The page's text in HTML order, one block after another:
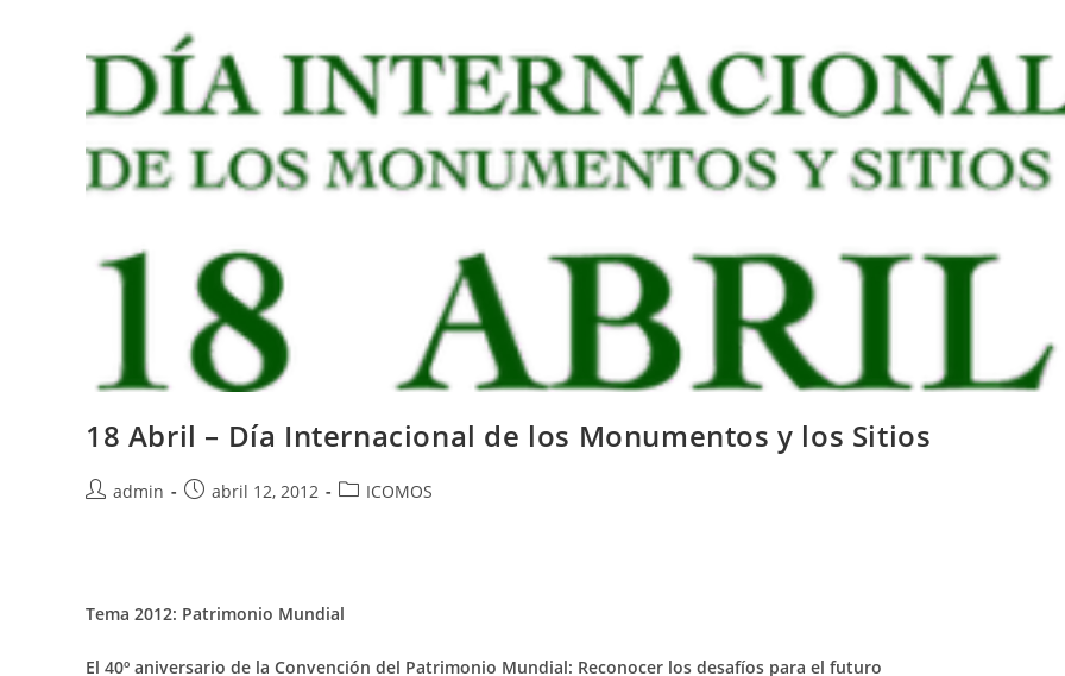
18 Abril – Día Internacional de los Monumentos y los Sitios
admin abril 12, 2012 ICOMOS
Tema 2012: Patrimonio Mundial
El 40º aniversario de la Convención del Patrimonio Mundial: Reconocer los desafíos para el futuro